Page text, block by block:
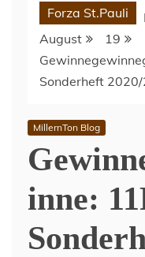
Forza St.Pauli
August
19
Sonderheft
MillernTon Blog
inne: